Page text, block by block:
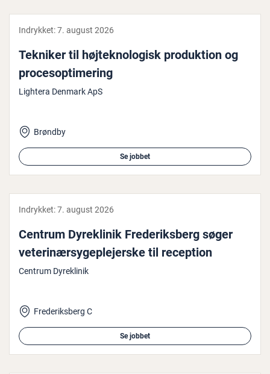
Indrykket:7. august 2026
Tekniker til høj­tek­no­lo­gisk pro­duk­tion og
pro­ces­op­ti­me­ring
Lightera Denmark ApS
Brøndby
Se jobbet
Indrykket:7. august 2026
Centrum Dy­r­e­kli­nik Fre­de­riks­berg søger
ve­te­ri­nær­sy­geple­jer­ske til reception
Centrum Dyreklinik
Frederiksberg C
Se jobbet